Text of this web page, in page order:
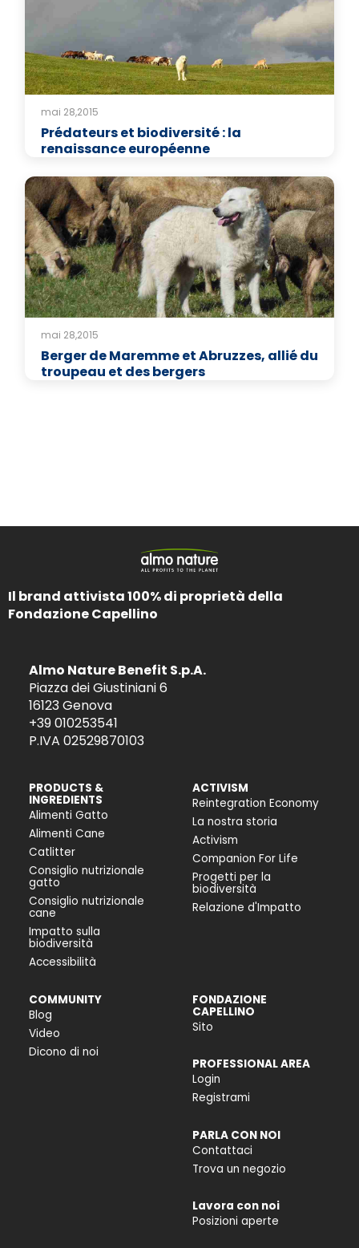
mai 28,2015
Prédateurs et biodiversité : la
renaissance européenne
mai 28,2015
Berger de Maremme et Abruzzes, allié du
troupeau et des bergers
Il brand attivista 100% di proprietà della
Fondazione Capellino
Almo Nature Benefit S.p.A.
Piazza dei Giustiniani 6
16123 Genova
+39 010253541
P.IVA 02529870103
PRODUCTS &
INGREDIENTS
Alimenti Gatto
Alimenti Cane
Catlitter
Consiglio nutrizionale
gatto
Consiglio nutrizionale
cane
Impatto sulla
biodiversità
Accessibilità
ACTIVISM
Reintegration Economy
La nostra storia
Activism
Companion For Life
Progetti per la
biodiversità
Relazione d'Impatto
COMMUNITY
Blog
Video
Dicono di noi
FONDAZIONE
CAPELLINO
Sito
PROFESSIONAL AREA
Login
Registrami
PARLA CON NOI
Contattaci
Trova un negozio
Lavora con noi
Posizioni aperte